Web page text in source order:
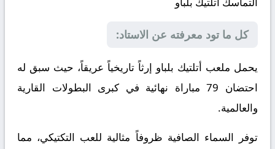
كل ما تود معرفته عن الاستاد:
يحمل ملعب أتلتيك بلباو إرثاً تاريخياً عريقاً، حيث سبق له
احتضان 79 مباراة نهائية في كبرى البطولات القارية
والعالمية.
توفر السماء الصافية ظروفاً مثالية للعب التكتيكي، مما